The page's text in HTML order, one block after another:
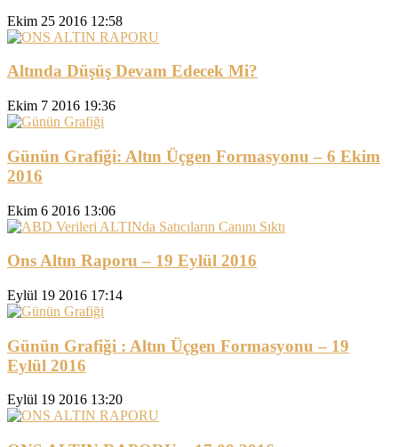
Ekim 25 2016 12:58
Altında Düşüş Devam Edecek Mi?
Ekim 7 2016 19:36
Günün Grafiği: Altın Üçgen Formasyonu – 6 Ekim
2016
Ekim 6 2016 13:06
Ons Altın Raporu – 19 Eylül 2016
Eylül 19 2016 17:14
Günün Grafiği : Altın Üçgen Formasyonu – 19
Eylül 2016
Eylül 19 2016 13:20